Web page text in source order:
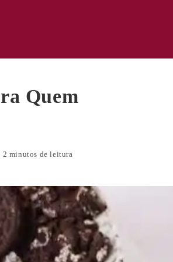
Quem
2 minutos de leitura